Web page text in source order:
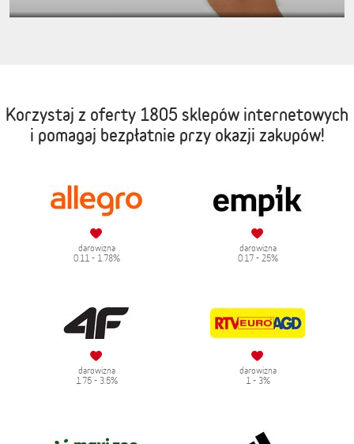
Korzystaj z oferty 1805 sklepów internetowych
i pomagaj bezpłatnie przy okazji zakupów!
darowizna
0.11 - 1.78%
darowizna
0.17 - 25%
darowizna
1.75 - 3.5%
darowizna
1 - 3%